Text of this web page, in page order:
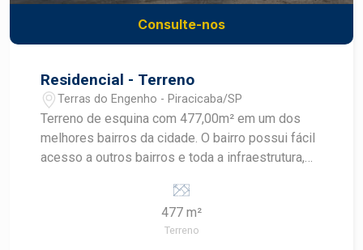
Consulte-nos
Residencial - Terreno
Terras do Engenho - Piracicaba/SP
Terreno de esquina com 477,00m² em um dos
melhores bairros da cidade. O bairro possui fácil
acesso a outros bairros e toda a infraestrutura,
Maplebear e a academia Bluefit,
padarias,drogarias, restaurantes. Por ser tranquilo
e arborizado, é ideal para caminhadas e
477 m²
Terreno